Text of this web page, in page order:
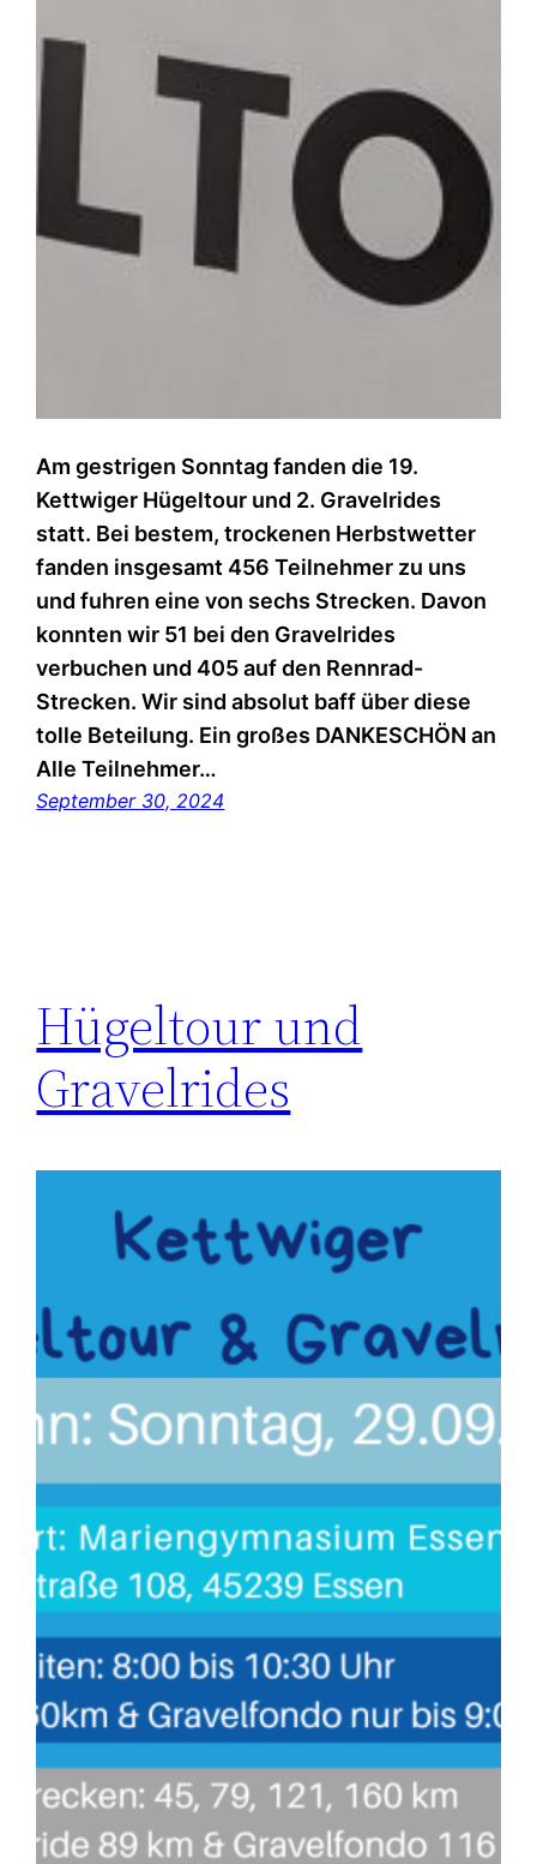
Am gestrigen Sonntag fanden die 19.
Kettwiger Hügeltour und 2. Gravelrides
statt. Bei bestem, trockenen Herbstwetter
fanden insgesamt 456 Teilnehmer zu uns
und fuhren eine von sechs Strecken. Davon
konnten wir 51 bei den Gravelrides
verbuchen und 405 auf den Rennrad-
Strecken. Wir sind absolut baff über diese
tolle Beteilung. Ein großes DANKESCHÖN an
Alle Teilnehmer…
September 30, 2024
Hügeltour und
Gravelrides